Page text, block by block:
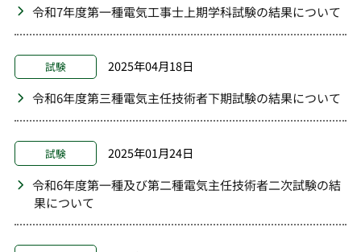
令和7年度第一種電気工事士上期学科試験の結果について
試験
2025年04月18日
令和6年度第三種電気主任技術者下期試験の結果について
試験
2025年01月24日
令和6年度第一種及び第二種電気主任技術者二次試験の結
果について